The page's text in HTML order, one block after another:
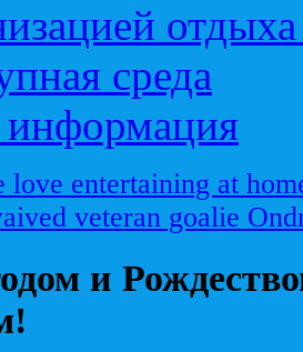
среда
love entertaining at
veteran goalie
и